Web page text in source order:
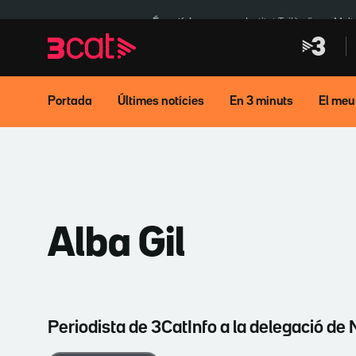
navegació
principal
contingut
És notícia: Institut Tailàndia
Portada Últimes notícies En 3 minuts El
Alba Gil
Periodista de 3CatInfo a la delegació de